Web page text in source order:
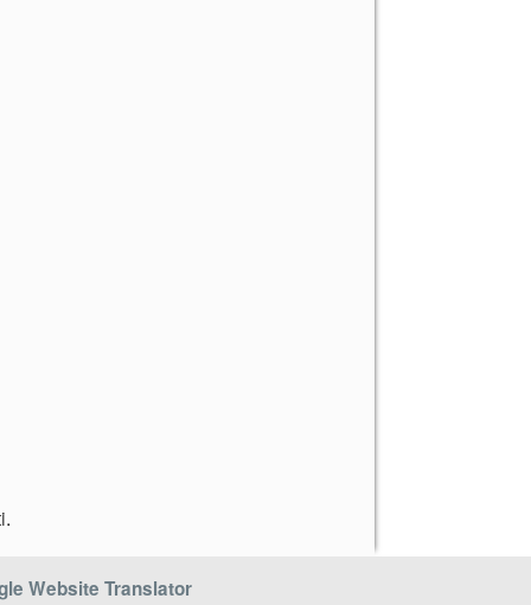
.
Website Translator